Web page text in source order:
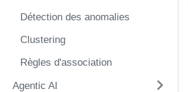
Détection des anomalies
Clustering
Règles d'association
Agentic AI